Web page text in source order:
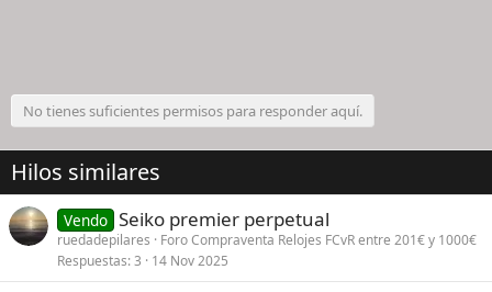
No tienes suficientes permisos para responder aquí.
Hilos similares
Vendo Seiko premier perpetual
ruedadepilares
Foro Compraventa Relojes FCvR entre 201€ y 1000€
Respuestas 3 14 Nov 2025